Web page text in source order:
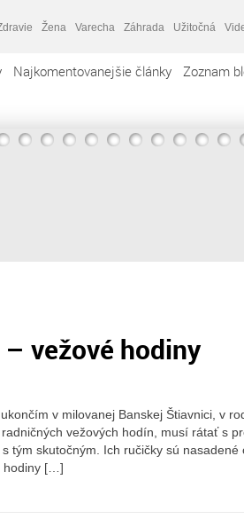
Žena Varecha Záhrada Užitočná
Najkomentovanejšie články Zoznam
vežové hodiny
v milovanej Banskej Štiavnici, v
vežových hodín, musí rátať s
tým skutočným. Ich ručičky sú nasadené
hodiny […]